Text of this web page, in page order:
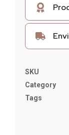
SKU
Category
Tags